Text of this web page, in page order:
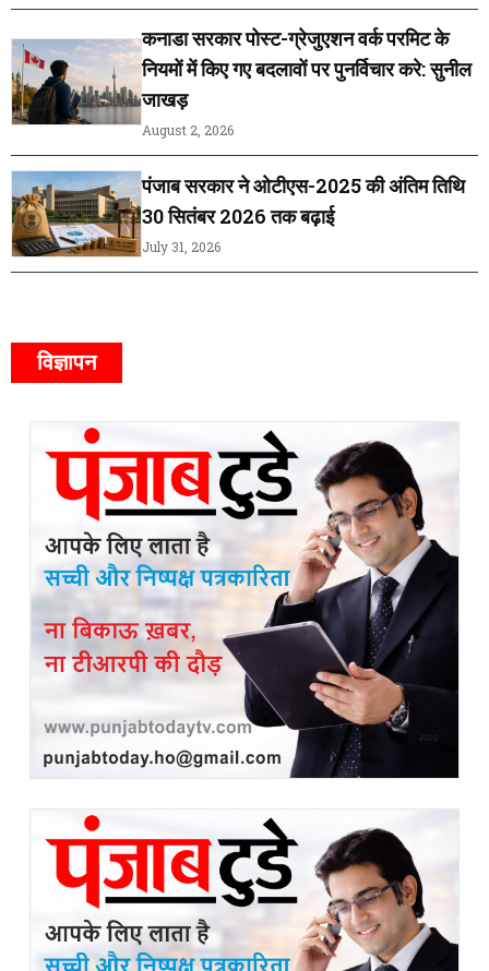
कनाडा सरकार पोस्ट-ग्रेजुएशन वर्क परमिट के
नियमों में किए गए बदलावों पर पुनर्विचार करे: सुनील
जाखड़
August 2, 2026
पंजाब सरकार ने ओटीएस-2025 की अंतिम तिथि
30 सितंबर 2026 तक बढ़ाई
July 31, 2026
विज्ञापन